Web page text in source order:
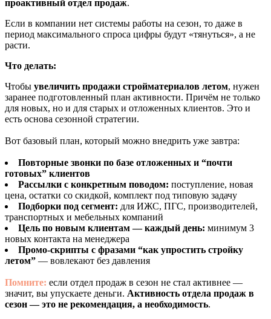
проактивный отдел продаж.
Если в компании нет системы работы на сезон, то даже в
период максимального спроса цифры будут «тянуться», а не
расти.
Что делать:
Чтобы увеличить продажи стройматериалов летом, нужен
заранее подготовленный план активности. Причём не только
для новых, но и для старых и отложенных клиентов. Это и
есть основа сезонной стратегии.
Вот базовый план, который можно внедрить уже завтра:
Повторные звонки по базе отложенных и “почти
готовых” клиентов
Рассылки с конкретным поводом: поступление, новая
цена, остатки со скидкой, комплект под типовую задачу
Подборки под сегмент: для ИЖС, ПГС, производителей,
транспортных и мебельных компаний
Цель по новым клиентам — каждый день: минимум 3
новых контакта на менеджера
Промо-скрипты с фразами “как упростить стройку
летом” — вовлекают без давления
Помните: если отдел продаж в сезон не стал активнее —
значит, вы упускаете деньги. Активность отдела продаж в
сезон — это не рекомендация, а необходимость.